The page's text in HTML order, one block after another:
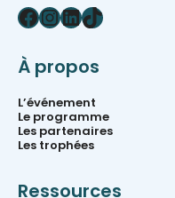
Facebook
Instagram
LinkedIn
TikTok
À propos
L’événement
Le programme
Les partenaires
Les trophées
Ressources